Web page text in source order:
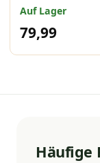
Auf Lager
79,99
Häufige